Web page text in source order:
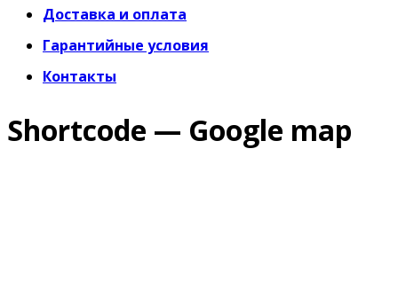
Доставка и оплата
Гарантийные условия
Контакты
Shortcode — Google map